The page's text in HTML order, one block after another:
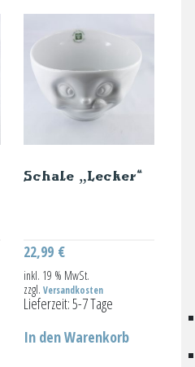
Schale „Lecker“
22,99 €
inkl. 19 % MwSt.
zzgl.Versandkosten
Lieferzeit:5-7 Tage
In den Warenkorb